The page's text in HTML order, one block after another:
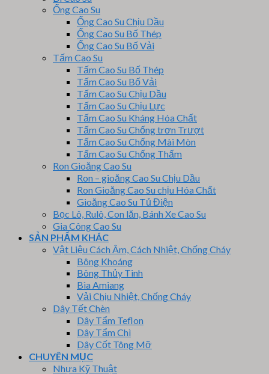
Ống Cao Su
Ống Cao Su Chịu Dầu
Ống Cao Su Bố Thép
Ống Cao Su Bố Vải
Tấm Cao Su
Tấm Cao Su Bố Thép
Tấm Cao Su Bố Vải
Tấm Cao Su Chịu Dầu
Tấm Cao Su Chịu Lực
Tấm Cao Su Kháng Hóa Chất
Tấm Cao Su Chống trơn Trượt
Tấm Cao Su Chống Mài Mòn
Tấm Cao Su Chống Thấm
Ron Gioăng Cao Su
Ron – gioăng Cao Su Chịu Dầu
Ron Gioăng Cao Su chịu Hóa Chất
Gioăng Cao Su Tủ Điện
Bọc Lô, Rulô, Con lăn, Bánh Xe Cao Su
Gia Công Cao Su
SẢN PHẨM KHÁC
Vật Liệu Cách Âm, Cách Nhiệt, Chống Cháy
Bông Khoáng
Bông Thủy Tinh
Bìa Amiang
Vải Chịu Nhiệt, Chống Cháy
Dây Tết Chèn
Dây Tẩm Teflon
Dây Tẩm Chì
Dây Cốt Tông Mỡ
CHUYÊN MỤC
Nhựa Kỹ Thuật